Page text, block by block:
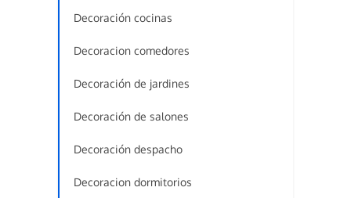
Decoración cocinas
Decoracion comedores
Decoración de jardines
Decoración de salones
Decoración despacho
Decoracion dormitorios